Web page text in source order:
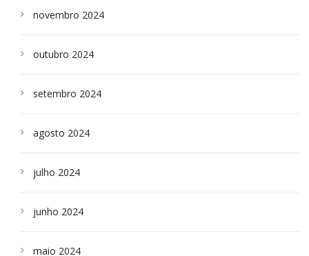
novembro 2024
outubro 2024
setembro 2024
agosto 2024
julho 2024
junho 2024
maio 2024